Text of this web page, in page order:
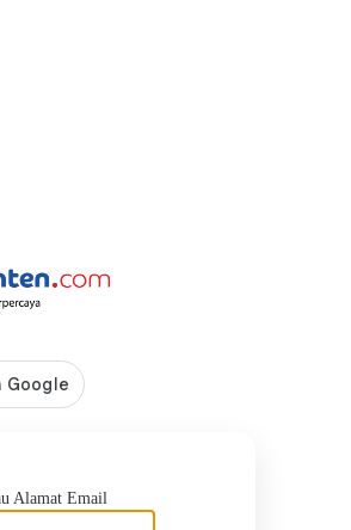
Alamat Email